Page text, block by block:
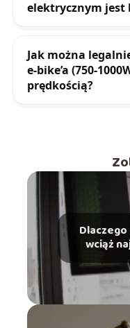
elektrycznym jest
Jak można
e-bike’a (750-
prędkością?
wciąż